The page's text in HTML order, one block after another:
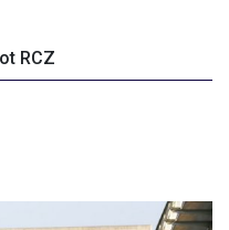
RCZ